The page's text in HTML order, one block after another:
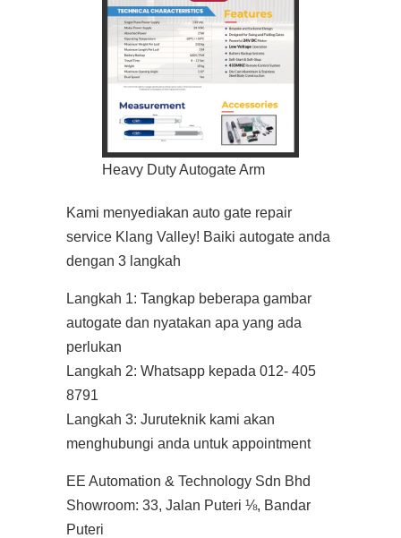
Heavy Duty Autogate Arm
Kami menyediakan auto gate repair
service Klang Valley! Baiki autogate anda
dengan 3 langkah
Langkah 1: Tangkap beberapa gambar
autogate dan nyatakan apa yang ada
perlukan
Langkah 2: Whatsapp kepada 012- 405
8791
Langkah 3: Juruteknik kami akan
menghubungi anda untuk appointment
EE Automation & Technology Sdn Bhd
Showroom: 33, Jalan Puteri ⅛, Bandar
Puteri